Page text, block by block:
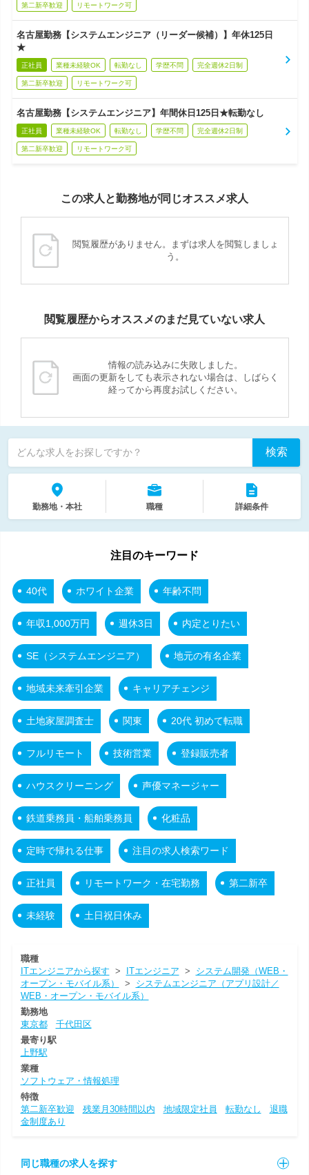
第二新卒歓迎 リモートワーク可
名古屋勤務【システムエンジニア（リーダー候補）】年休125日
★
正社員 業種未経験OK 転勤なし 学歴不問 完全週休2日制
第二新卒歓迎 リモートワーク可
名古屋勤務【システムエンジニア】年間休日125日★転勤なし
正社員 業種未経験OK 転勤なし 学歴不問 完全週休2日制
第二新卒歓迎 リモートワーク可
この求人と勤務地が同じオススメ求人
閲覧履歴がありません。まずは求人を閲覧しましょ
う。
閲覧履歴からオススメのまだ見ていない求人
情報の読み込みに失敗しました。
画面の更新をしても表示されない場合は、しばらく
経ってから再度お試しください。
どんな求人をお探しですか？ 検索
勤務地・本社 職種 詳細条件
注目のキーワード
40代 ホワイト企業 年齢不問
年収1,000万円 週休3日 内定とりたい
SE（システムエンジニア） 地元の有名企業
地域未来牽引企業 キャリアチェンジ
土地家屋調査士 関東 20代 初めて転職
フルリモート 技術営業 登録販売者
ハウスクリーニング 声優マネージャー
鉄道乗務員・船舶乗務員 化粧品
定時で帰れる仕事 注目の求人検索ワード
正社員 リモートワーク・在宅勤務 第二新卒
未経験 土日祝日休み
職種
ITエンジニアから探す > ITエンジニア > システム開発（WEB・
オープン・モバイル系）
> システムエンジニア（アプリ設計／
WEB・オープン・モバイル系）
勤務地
東京都
千代田区
最寄り駅
上野駅
業種
ソフトウェア・情報処理
特徴
第二新卒歓迎
残業月30時間以内 地域限定社員 転勤なし
退職
金制度あり
同じ職種の求人を探す